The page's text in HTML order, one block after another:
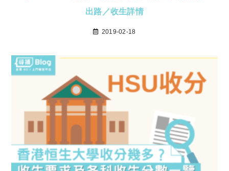
出路／收生詳情
2019-02-18